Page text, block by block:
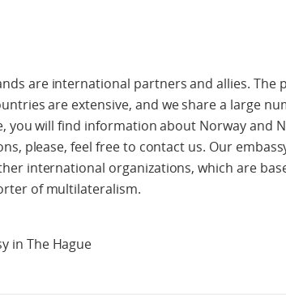
are international partners and allies. The
are extensive, and we share a large
you will find information about Norway and
please, feel free to contact us. Our
international organizations, which are
of multilateralism.
in The Hague